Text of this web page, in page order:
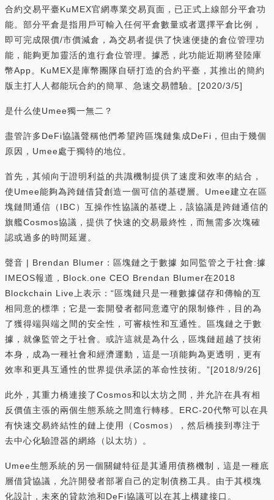
合約交易平臺KuMEX官網專業交易頁面，已正式上線部分平倉功
能。部分平倉是指用戶可輸入任何平倉數量或者選擇平倉比例，
即可完成限價/市價減倉，為交易者提供了快速便捷的倉位管理功
能，能夠更加靈活的進行倉位管理。據悉，此功能近期將登陸庫
幣App。KuMEX是庫幣團隊自研打造的合約平臺，其推出的簡約
版主打人人都能玩合約的簡單、急速交易體驗。[2020/3/5]
是什么使Umee獨一無二？
盡管許多DeFi協議聲稱他們希望跨區塊鏈集成DeFi，但由于幾個
原因，Umee處于獨特的地位。
首先，其傾向于證明利益的共識機制提供了速度和效率的結合，
使Umee能夠為跨鏈借貸創造一個可信的基礎層。Umee建立在區
塊鏈間通信（IBC）互操作性協議的基礎上，該協議是跨鏈通信的
旗艦Cosmos協議，提供了快速的交易最終性，而無需多次塊確
認或過多的時間延遲。
聲音 | Brendan Blumer：區塊鏈之于數據 如同監管之于社會:據
IMEOS報道，Block.one CEO Brendan Blumer在2018
Blockchain Live上表示：“區塊鏈只是一種數據儲存和傳輸的互
相同意的標準；它是一套開發者都同意遵守的限制條件，目的為
了獲得端與端之間的安全性，可審核性和互通性。區塊鏈之于數
據，就像監管之于社會。或許這就是為什么，區塊鏈超越了技術
本身，成為一種社會和經濟運動，這是一項能夠為更透明，更有
效率和更具互通性的世界提供承諾的革命性技術。”[2018/9/26]
此外，其重力橋連接了Cosmos和以太坊之間，并允許在具有相
反價值主張的兩個生態系統之間進行轉移。ERC-20代幣可以在具
有快速交易終結性的鏈上使用（Cosmos），然后橋接到專注于
去中心化驗證器的網絡（以太坊）。
Umee生態系統的另一個關鍵特征是其通用債務機制，這是一種底
層借貸協議，允許開發者部署自己的定制債務工具。由于其模塊
化設計，未來的貸款池和DeFi協議可以在其上構建接口。